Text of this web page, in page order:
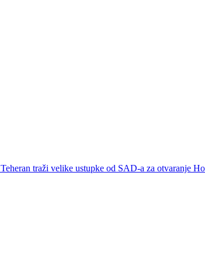
Teheran traži velike ustupke od SAD-a za otvaranje